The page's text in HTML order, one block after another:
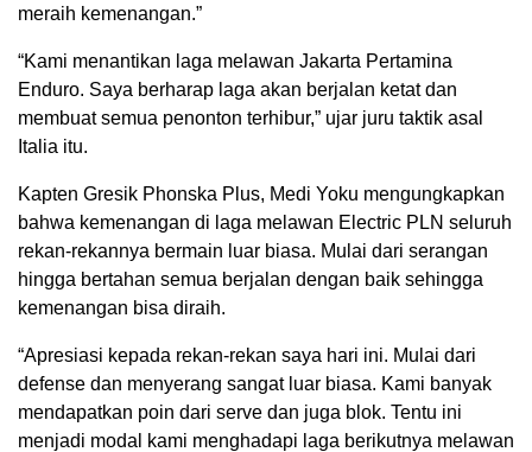
meraih kemenangan.”
“Kami menantikan laga melawan Jakarta Pertamina
Enduro. Saya berharap laga akan berjalan ketat dan
membuat semua penonton terhibur,” ujar juru taktik asal
Italia itu.
Kapten Gresik Phonska Plus, Medi Yoku mengungkapkan
bahwa kemenangan di laga melawan Electric PLN seluruh
rekan-rekannya bermain luar biasa. Mulai dari serangan
hingga bertahan semua berjalan dengan baik sehingga
kemenangan bisa diraih.
“Apresiasi kepada rekan-rekan saya hari ini. Mulai dari
defense dan menyerang sangat luar biasa. Kami banyak
mendapatkan poin dari serve dan juga blok. Tentu ini
menjadi modal kami menghadapi laga berikutnya melawan